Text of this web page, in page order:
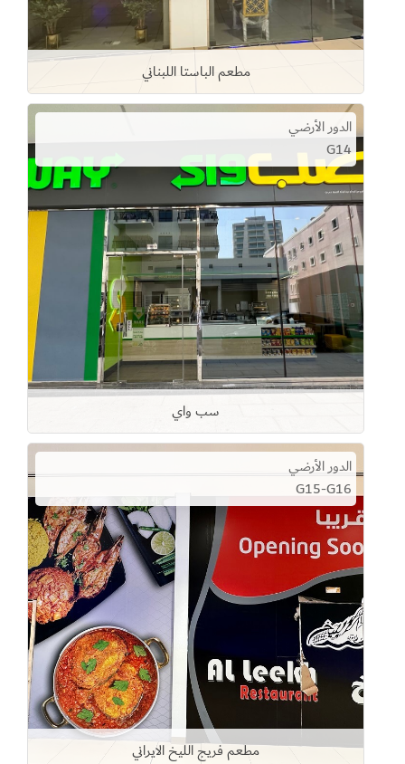
مطعم الباستا اللبناني
الدور الأرضي
G14
سب واي
الدور الأرضي
G15-G16
مطعم فريج الليخ الايراني